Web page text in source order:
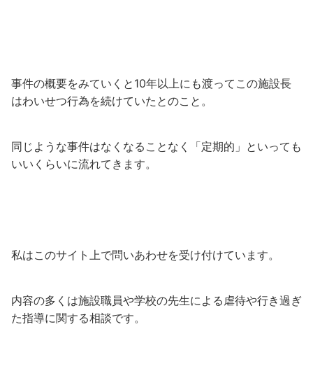
事件の概要をみていくと10年以上にも渡ってこの施設長
はわいせつ行為を続けていたとのこと。
同じような事件はなくなることなく「定期的」といっても
いいくらいに流れてきます。
私はこのサイト上で問いあわせを受け付けています。
内容の多くは施設職員や学校の先生による虐待や行き過ぎ
た指導に関する相談です。